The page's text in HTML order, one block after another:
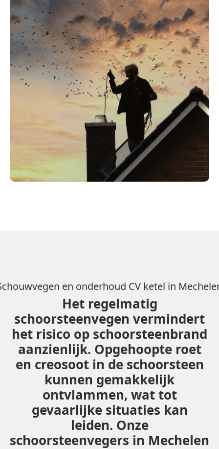
en onderhoud CV ketel in
Het regelmatig
schoorsteenvegen vermindert
het risico op schoorsteenbrand
aanzienlijk. Opgehoopte roet
en creosoot in de schoorsteen
kunnen gemakkelijk
ontvlammen, wat tot
gevaarlijke situaties kan
leiden. Onze
schoorsteenvegers in Mechelen